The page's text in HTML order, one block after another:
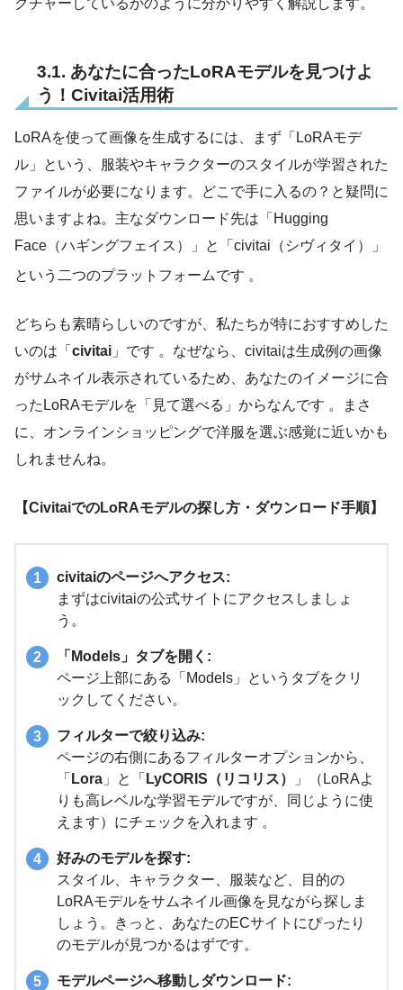
3.1. あなたに合ったLoRAモデルを見つけよ
う！Civitai活用術
LoRAを使って画像を生成するには、まず「LoRAモデ
ル」という、服装やキャラクターのスタイルが学習された
ファイルが必要になります。どこで手に入るの？と疑問に
思いますよね。主なダウンロード先は「Hugging
Face（ハギングフェイス）」と「civitai（シヴィタイ）」
という二つのプラットフォームです 。
どちらも素晴らしいのですが、私たちが特におすすめした
いのは「 civitai 」です 。なぜなら、civitaiは生成例の画像
がサムネイル表示されているため、あなたのイメージに合
ったLoRAモデルを「見て選べる」からなんです 。まさ
に、オンラインショッピングで洋服を選ぶ感覚に近いかも
しれませんね。
【CivitaiでのLoRAモデルの探し方・ダウンロード手順】
civitaiのページへアクセス:
まずはcivitaiの公式サイトにアクセスしましょ
う。
「Models」タブを開く:
ページ上部にある「Models」というタブをクリ
ックしてください。
フィルターで絞り込み:
ページの右側にあるフィルターオプションから、
「 Lora 」と「 LyCORIS（リコリス）
」（LoRAよ
りも高レベルな学習モデルですが、同じように使
えます）にチェックを入れます 。
好みのモデルを探す:
スタイル、キャラクター、服装など、目的の
LoRAモデルをサムネイル画像を見ながら探しま
しょう。きっと、あなたのECサイトにぴったり
のモデルが見つかるはずです。
モデルページへ移動しダウンロード: